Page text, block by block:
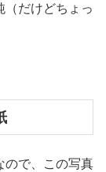
（だけどちょっ
ので、この写真